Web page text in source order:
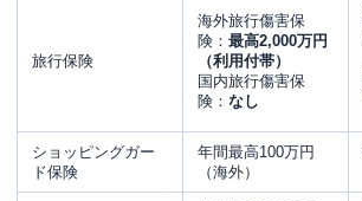
旅行保険
海外旅行傷害保
険： 最高2,000万円
（利用付帯）
国内旅行傷害保
険： なし
ショッピングガー
ド保険
年間最高100万円
（海外）